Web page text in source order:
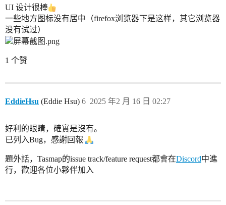
UI 设计很棒
一些地方图标没有居中（firefox浏览器下是这样，其它浏览器
没有试过）
1 个赞
EddieHsu (Eddie Hsu) 2025 年2 月 16 日 02:27
6
好利的眼睛，確實是沒有。
已列入Bug，感謝回報
題外話，Tasmap的issue track/feature request都會在Discord中進
行，歡迎各位小夥伴加入